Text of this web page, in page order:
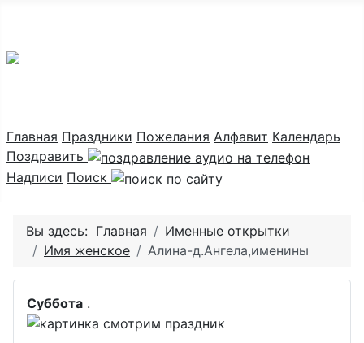
Главная Праздники Пожелания Алфавит Календарь
Поздравить
Надписи Поиск
Вы здесь: Главная
Именные открытки
Имя женское
Алина-д.Ангела,именины
Суббота .